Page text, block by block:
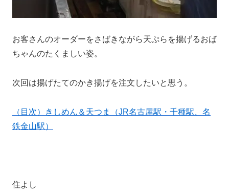
お客さんのオーダーをさばきながら天ぷらを揚げるおば
ちゃんのたくましい姿。
次回は揚げたてのかき揚げを注文したいと思う。
（目次）きしめん＆天つま（JR名古屋駅・千種駅、名
鉄金山駅）
住よし